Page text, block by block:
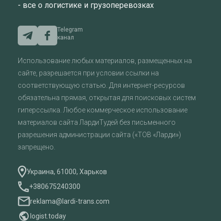
- все о логистике и грузоперевозках
Telegram
канал
Использование любых материалов, размещенных на
сайте, разрешается при условии ссылки на
соответствующую статью. Для интернет-ресурсов
обязательна прямая, открытая для поисковых систем
гиперссылка. Любое коммерческое использование
материалов сайта ЛардиТудей без письменного
разрешения администрации сайта («ТОВ «Ларди»)
запрещено.
Украина, 61000, Харьков
+380675240300
reklama@lardi-trans.com
logist.today